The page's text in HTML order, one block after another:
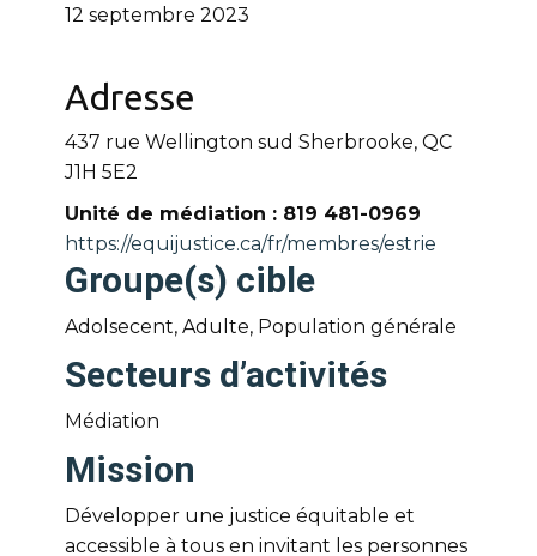
12 septembre 2023
Adresse
437 rue Wellington sud Sherbrooke, QC
J1H 5E2
Unité de médiation : 819 481-0969
https://equijustice.ca/fr/membres/estrie
Groupe(s) cible
Adolsecent, Adulte, Population générale
Secteurs d’activités
Médiation
Mission
Développer une justice équitable et
accessible à tous en invitant les personnes